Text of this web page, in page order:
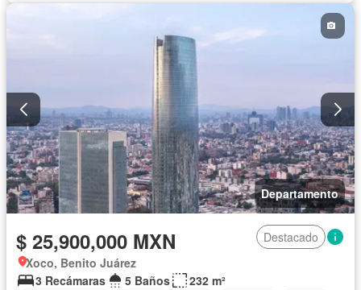
Departamento
$ 25,900,000 MXN
Destacado
Xoco, Benito Juárez
3 Recámaras
5 Baños
232 m²